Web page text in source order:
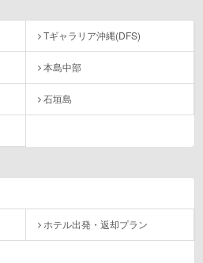
Tギャラリア沖縄(DFS)
本島中部
石垣島
ホテル出発・返却プラン